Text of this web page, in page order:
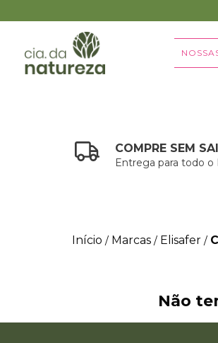
COMPRE SEM
Entrega para todo o
Início / Marcas / Elisafer /
Não